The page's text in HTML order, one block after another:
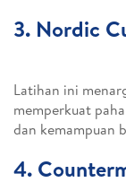
3. Nordic
Latihan ini
memperkuat
dan kemampuan
4.